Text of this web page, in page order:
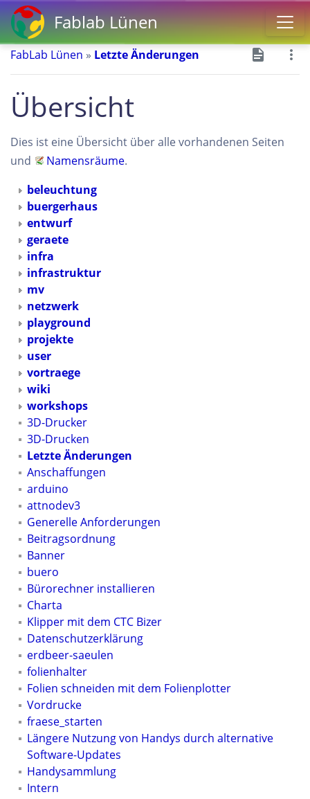
Fablab Lünen
FabLab Lünen » Letzte Änderungen
Übersicht
Dies ist eine Übersicht über alle vorhandenen Seiten
und
Namensräume.
beleuchtung
buergerhaus
entwurf
geraete
infra
infrastruktur
mv
netzwerk
playground
projekte
user
vortraege
wiki
workshops
3D-Drucker
3D-Drucken
Letzte Änderungen
Anschaffungen
arduino
attnodev3
Generelle Anforderungen
Beitragsordnung
Banner
buero
Bürorechner installieren
Charta
Klipper mit dem CTC Bizer
Datenschutzerklärung
erdbeer-saeulen
folienhalter
Folien schneiden mit dem Folienplotter
Vordrucke
fraese_starten
Längere Nutzung von Handys durch alternative
Software-Updates
Handysammlung
Intern